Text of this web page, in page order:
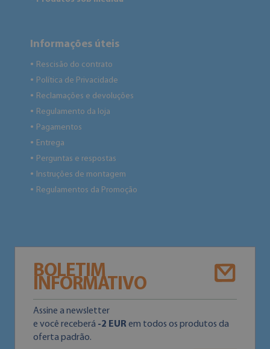
Informações úteis
● Rescisão do contrato
● Política de Privacidade
● Reclamações e devoluções
● Regulamento da loja
● Pagamentos
● Entrega
● Perguntas e respostas
● Instruções de montagem
● Regulamentos da Promoção
BOLETIM
INFORMATIVO
Assine a newsletter
e você receberá -2 EUR em todos os produtos da
oferta padrão.